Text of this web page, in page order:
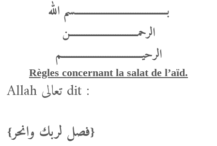
بــــــــــــــــــــــــــــــــــــــسم الله
الرحمــــــــــــــــــــــــــــن
الرحيـــــــــــــــــــــــــــــــــم
Règles concernant la salat de l’aïd.
Allah تعالى dit :
{فصل لربك وانحر}